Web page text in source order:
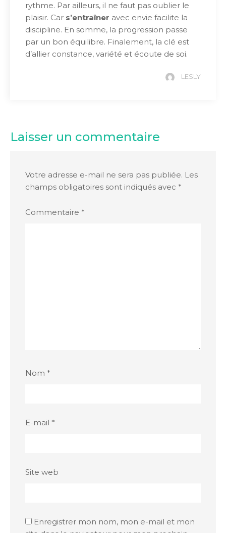
rythme. Par ailleurs, il ne faut pas oublier le
plaisir. Car s’entraîner avec envie facilite la
discipline. En somme, la progression passe
par un bon équilibre. Finalement, la clé est
d’allier constance, variété et écoute de soi.
LESLY
Laisser un commentaire
Votre adresse e-mail ne sera pas publiée. Les
champs obligatoires sont indiqués avec *
Commentaire *
Nom *
E-mail *
Site web
Enregistrer mon nom, mon e-mail et mon